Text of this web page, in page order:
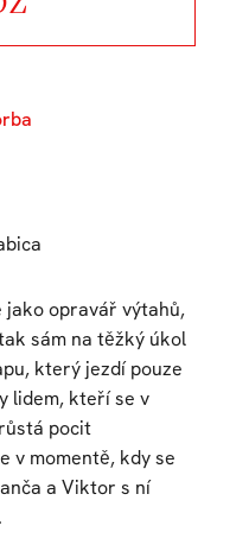
opravář výtahů,
sám na těžký úkol
který jezdí pouze
lidem, kteří se v
pocit
v momentě, kdy se
a Viktor s ní